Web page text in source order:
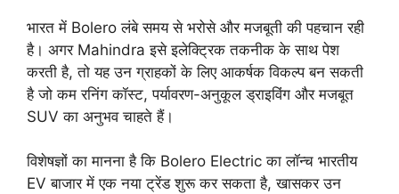
भारत में Bolero लंबे समय से भरोसे और मजबूती की पहचान रही
है। अगर Mahindra इसे इलेक्ट्रिक तकनीक के साथ पेश
करती है, तो यह उन ग्राहकों के लिए आकर्षक विकल्प बन सकती
है जो कम रनिंग कॉस्ट, पर्यावरण-अनुकूल ड्राइविंग और मजबूत
SUV का अनुभव चाहते हैं।
विशेषज्ञों का मानना है कि Bolero Electric का लॉन्च भारतीय
EV बाजार में एक नया ट्रेंड शुरू कर सकता है, खासकर उन